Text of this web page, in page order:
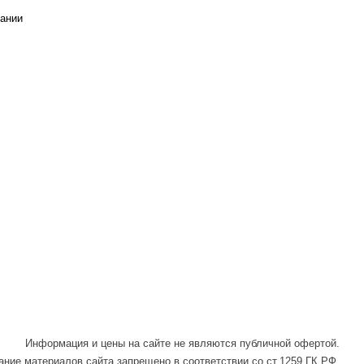
Информация и цены на сайте не являются публичной офертой.
материалов сайта запрещено в соответствии со ст.1259 ГК РФ.